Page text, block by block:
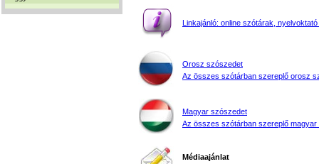
Linkajánló: online szótárak, nyelvoktató
Orosz szószedet
Az összes szótárban szereplő orosz
Magyar szószedet
Az összes szótárban szereplő magyar
Médiaajánlat